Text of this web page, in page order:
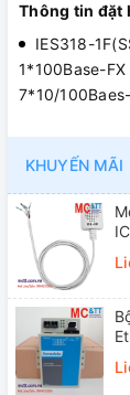
Thông tin đặt
IES318-
1*100Base-
7*10/
KHUYẾN MÃI